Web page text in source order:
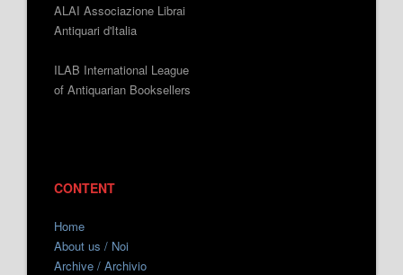
ALAI Associazione Librai
Antiquari d'Italia
ILAB International League
of Antiquarian Booksellers
CONTENT
Home
About us / Noi
Archive / Archivio